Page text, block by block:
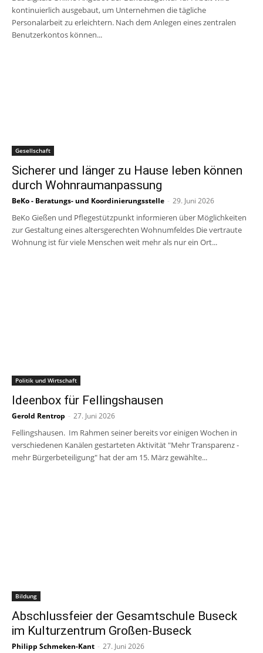
kontinuierlich ausgebaut, um Unternehmen die tägliche
Personalarbeit zu erleichtern. Nach dem Anlegen eines zentralen
Benutzerkontos können...
Gesellschaft
Sicherer und länger zu Hause leben können
durch Wohnraumanpassung
BeKo - Beratungs- und Koordinierungsstelle - 29. Juni 2026
BeKo Gießen und Pflegestützpunkt informieren über Möglichkeiten
zur Gestaltung eines altersgerechten Wohnumfeldes Die vertraute
Wohnung ist für viele Menschen weit mehr als nur ein Ort...
Politik und Wirtschaft
Ideenbox für Fellingshausen
Gerold Rentrop - 27. Juni 2026
Fellingshausen. Im Rahmen seiner bereits vor einigen Wochen in
verschiedenen Kanälen gestarteten Aktivität "Mehr Transparenz -
mehr Bürgerbeteiligung" hat der am 15. März gewählte...
Bildung
Abschlussfeier der Gesamtschule Buseck
im Kulturzentrum Großen-Buseck
Philipp Schmeken-Kant - 27. Juni 2026